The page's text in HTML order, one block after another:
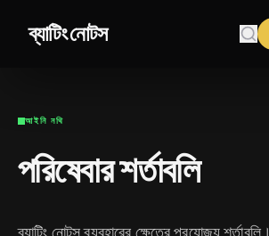
ব্যাটিং নোটস
আইনি নথি
পরিষেবার শর্তাবলি
ব্যাটিং নোটস ব্যবহারের ক্ষেত্রে প্রযোজ্য শর্তাবলি।